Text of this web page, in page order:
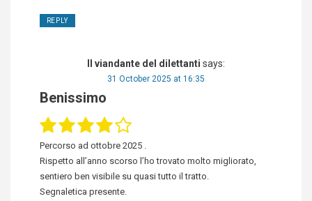
REPLY
Il viandante del dilettanti says:
31 October 2025 at 16:35
Benissimo
Percorso ad ottobre 2025 .
Rispetto all’anno scorso l’ho trovato molto migliorato,
sentiero ben visibile su quasi tutto il tratto.
Segnaletica presente.